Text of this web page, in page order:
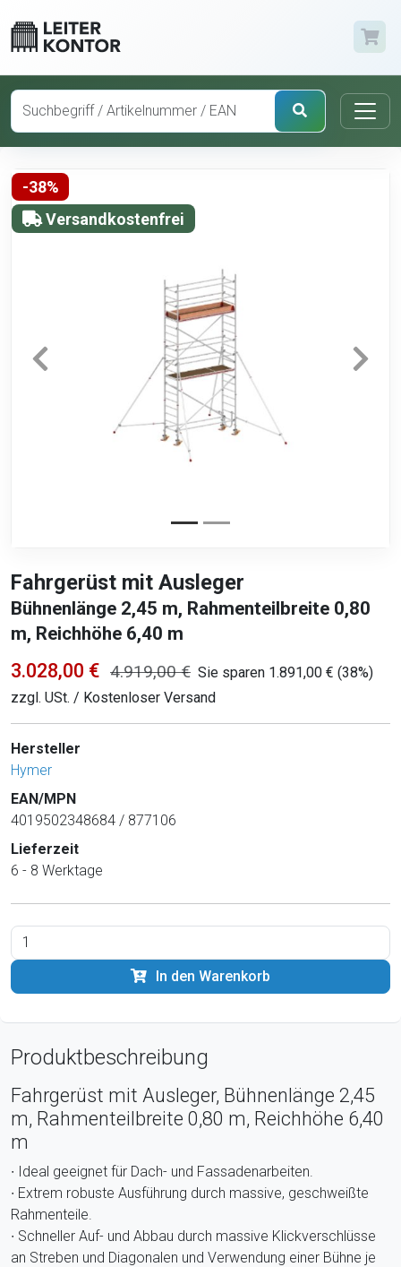
-38%
Versandkostenfrei
Fahrgerüst mit Ausleger
Bühnenlänge 2,45 m, Rahmenteilbreite 0,80
m, Reichhöhe 6,40 m
3.028,00 € 4.919,00 € Sie sparen 1.891,00 € (38%)
zzgl. USt. / Kostenloser Versand
Hersteller
Hymer
EAN/MPN
4019502348684 / 877106
Lieferzeit
6 - 8 Werktage
In den Warenkorb
Produktbeschreibung
Fahrgerüst mit Ausleger, Bühnenlänge 2,45
m, Rahmenteilbreite 0,80 m, Reichhöhe 6,40
m
∙ Ideal geeignet für Dach- und Fassadenarbeiten.
∙ Extrem robuste Ausführung durch massive, geschweißte
Rahmenteile.
∙ Schneller Auf- und Abbau durch massive Klickverschlüsse
an Streben und Diagonalen und Verwendung einer Bühne je